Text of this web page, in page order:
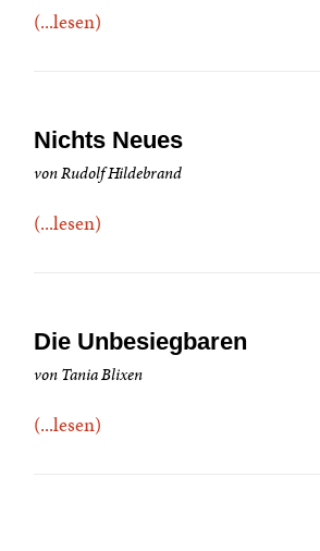
(...lesen)
Nichts Neues
von Rudolf Hildebrand
(...lesen)
Die Unbesiegbaren
von Tania Blixen
(...lesen)